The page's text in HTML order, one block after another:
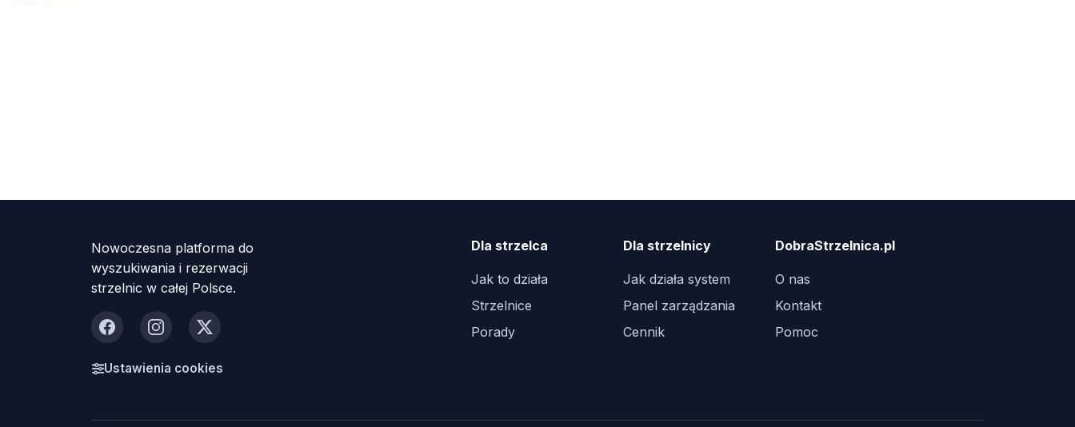
Nowoczesna platforma do
wyszukiwania i rezerwacji
strzelnic w całej Polsce.
FacebookInstagram
X
Ustawienia cookies
Dla strzelca
Jak to działa
Strzelnice
Porady
Dla strzelnicy
Jak działa system
Panel zarządzania
Cennik
DobraStrzelnica.pl
O nas
Kontakt
Pomoc